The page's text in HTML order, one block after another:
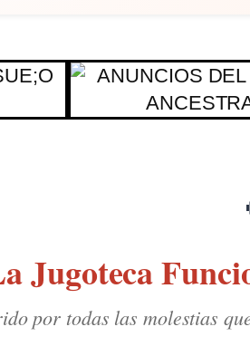
Jugoteca
por todas las molestias